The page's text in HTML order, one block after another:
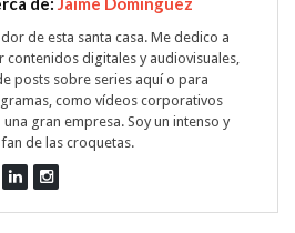
de esta santa casa. Me dedico a
contenidos digitales y audiovisuales,
posts sobre series aquí o para
como vídeos corporativos
una gran empresa. Soy un intenso y
de las croquetas.